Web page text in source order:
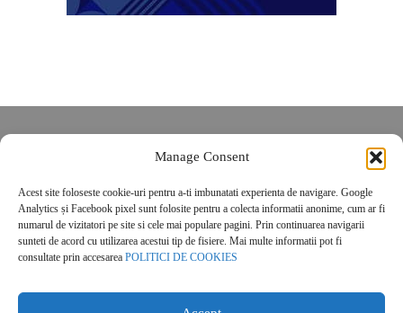
Manage Consent
Acest site foloseste cookie-uri pentru a-ti imbunatati experienta de navigare. Google
Analytics și Facebook pixel sunt folosite pentru a colecta informatii anonime, cum ar fi
numarul de vizitatori pe site si cele mai populare pagini. Prin continuarea navigarii
sunteti de acord cu utilizarea acestui tip de fisiere. Mai multe informatii pot fi
consultate prin accesarea POLITICI DE COOKIES
POLITICĂ DE CONFIDENȚIALITATE
Politica de cookies